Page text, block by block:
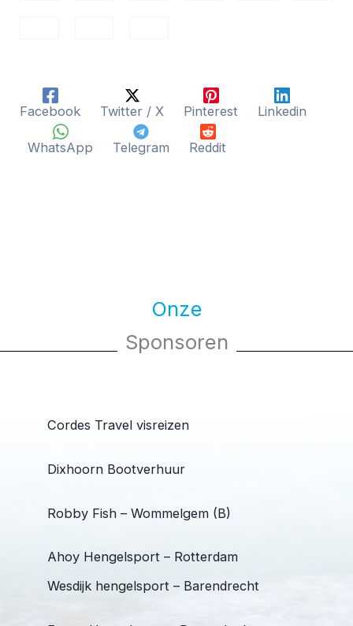
Facebook Twitter / X Pinterest Linkedin
WhatsApp Telegram Reddit
Onze
Sponsoren
Cordes Travel visreizen
Dixhoorn Bootverhuur
Robby Fish – Wommelgem (B)
Ahoy Hengelsport – Rotterdam
Wesdijk hengelsport – Barendrecht